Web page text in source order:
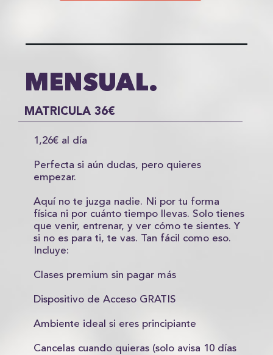
MENSUAL.
MATRICULA 36€
1,26€ al día
Perfecta si aún dudas, pero quieres
empezar.
Aquí no te juzga nadie. Ni por tu forma
física ni por cuánto tiempo llevas. Solo tienes
que venir, entrenar, y ver cómo te sientes. Y
si no es para ti, te vas. Tan fácil como eso.
Incluye:
Clases premium sin pagar más
Dispositivo de Acceso GRATIS
Ambiente ideal si eres principiante
Cancelas cuando quieras (solo avisa 10 días